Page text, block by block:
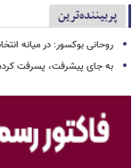
پربیننده‌ترین
روحانی بوکسور: در میانه
به جای پیشرفت، پسرفت